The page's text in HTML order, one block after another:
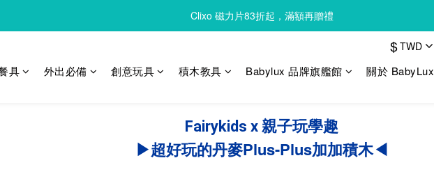
Clixo 磁力片83折起，滿額再贈禮
Clixo 磁力片83折起，滿額再贈禮
Clixo 磁力片83折起，滿額再贈禮
$TWD
具 外出必備 創意玩具 積木教具 Babylux 品牌旗艦館 關於 BabyLux
Fairykids x 親子玩學趣
▶超好玩的丹麥Plus-Plus加加積木◀